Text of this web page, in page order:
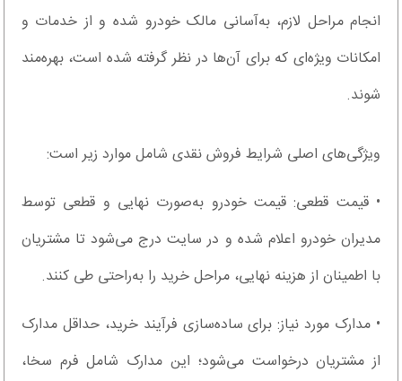
انجام مراحل لازم، به‌آسانی مالک خودرو شده و از خدمات و
امکانات ویژه‌ای که برای آن‌ها در نظر گرفته شده است، بهره‌مند
شوند.
ویژگی‌های اصلی شرایط فروش نقدی شامل موارد زیر است:
• قیمت قطعی: قیمت خودرو به‌صورت نهایی و قطعی توسط
مدیران خودرو اعلام شده و در سایت درج می‌شود تا مشتریان
با اطمینان از هزینه نهایی، مراحل خرید را به‌راحتی طی کنند.
• مدارک مورد نیاز: برای ساده‌سازی فرآیند خرید، حداقل مدارک
از مشتریان درخواست می‌شود؛ این مدارک شامل فرم سخا،